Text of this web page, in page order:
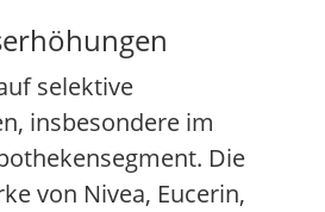
selektive
insbesondere im
Die
von Nivea, Eucerin,